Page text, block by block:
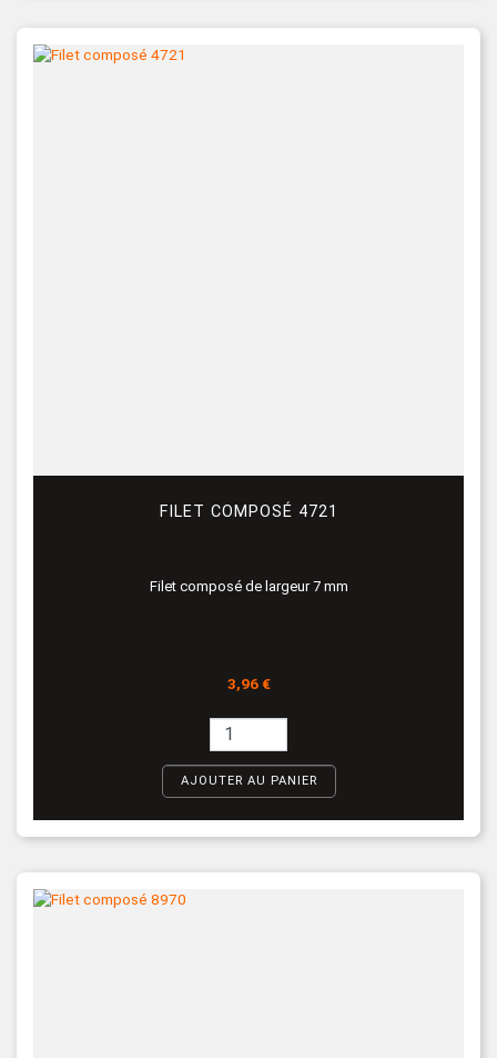
FILET COMPOSÉ 4721
Filet composé de largeur 7 mm
Prix
3,96 €
AJOUTER AU PANIER